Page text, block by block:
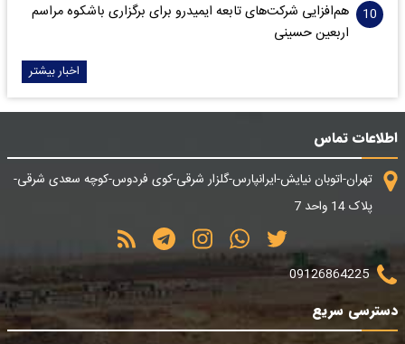
هم‌افزایی شرکت‌های تابعه ایمیدرو برای برگزاری باشکوه مراسم
اربعین حسینی
اخبار بیشتر
اطلاعات تماس
تهران-اتوبان نیایش-ایرانپارس-گلزار شرقی-کوی فردوس-کوچه سعدی شرقی-
پلاک 14 واحد 7
09126864225
دسترسی سریع